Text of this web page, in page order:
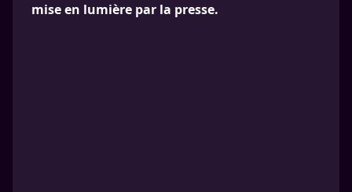
mise en lumière par la presse.